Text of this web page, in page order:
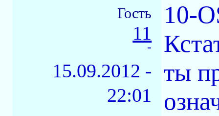
Гость
11
-
15.09.2012 -
22:01
10-
ты